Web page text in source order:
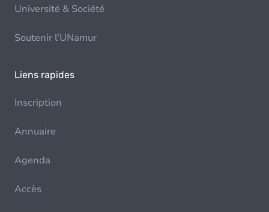
Université & Société
Soutenir l'UNamur
Liens rapides
Inscription
Annuaire
Agenda
Accès